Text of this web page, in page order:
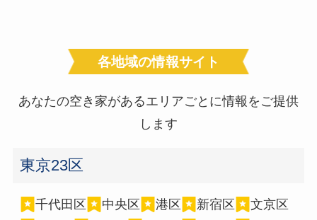
各地域の情報サイト
あなたの空き家があるエリアごとに情報をご提供
します
東京23区
千代田区 中央区 港区 新宿区
文京区